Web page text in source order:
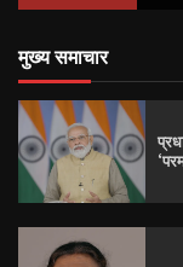
मुख्य समाचार